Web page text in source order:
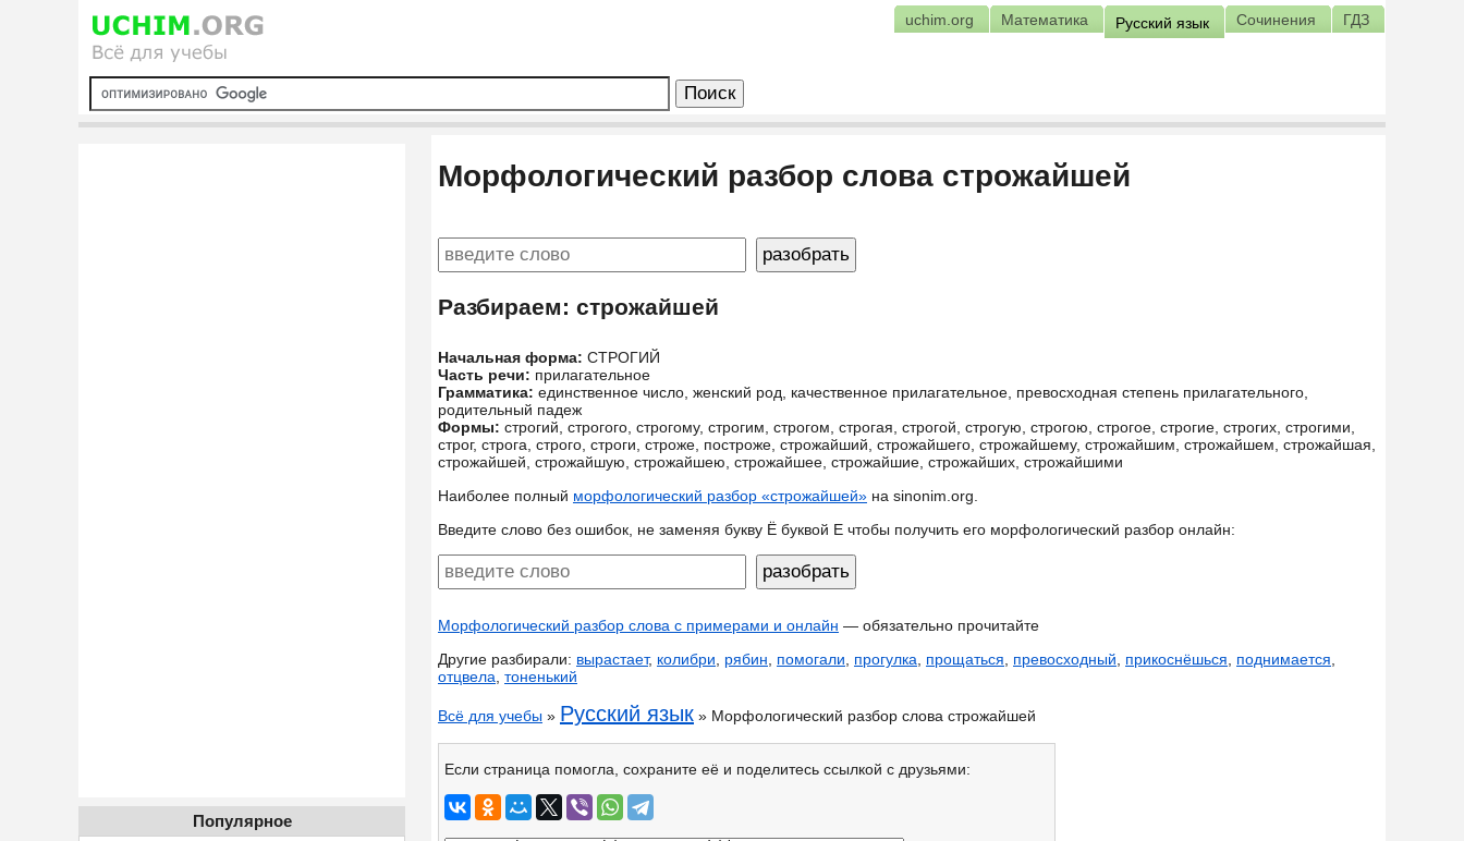
uchim.org Математика Русский язык Сочинения ГДЗ
Морфологический разбор слова строжайшей
Разбираем: строжайшей
Начальная форма: СТРОГИЙ
Часть речи: прилагательное
Грамматика: единственное число, женский род, качественное прилагательное, превосходная степень прилагательного,
родительный падеж
Формы: строгий, строгого, строгому, строгим, строгом, строгая, строгой, строгую, строгою, строгое, строгие, строгих, строгими,
строг, строга, строго, строги, строже, построже, строжайший, строжайшего, строжайшему, строжайшим, строжайшем, строжайшая,
строжайшей, строжайшую, строжайшею, строжайшее, строжайшие, строжайших, строжайшими
Наиболее полный морфологический разбор «строжайшей» на sinonim.org.
Введите слово без ошибок, не заменяя букву Ё буквой Е чтобы получить его морфологический разбор онлайн:
Морфологический разбор слова с примерами и онлайн — обязательно прочитайте
Другие разбирали: вырастает, колибри рябин помогали прогулка прощаться превосходный прикоснёшься поднимается
отцвела тоненький
Всё для учебы » Русский язык » Морфологический разбор слова строжайшей
Если страница помогла, сохраните её и поделитесь ссылкой с друзьями:
Популярное